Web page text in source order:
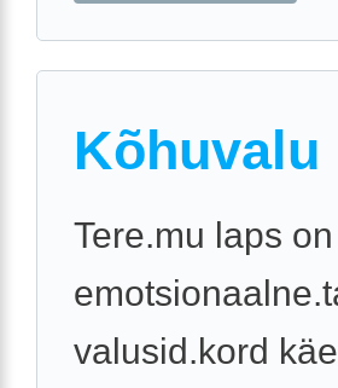
Kõhuvalu
Tere.mu laps
valusid.kord